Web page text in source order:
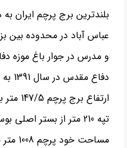
بلندترین برج پرچم ایران
عباس آباد در محدوده بین
و مدرس در جوار باغ موزه
دفاع مقدس در سال 1391 به اهتزاز درآمد.
تپه 210 متر از بستر